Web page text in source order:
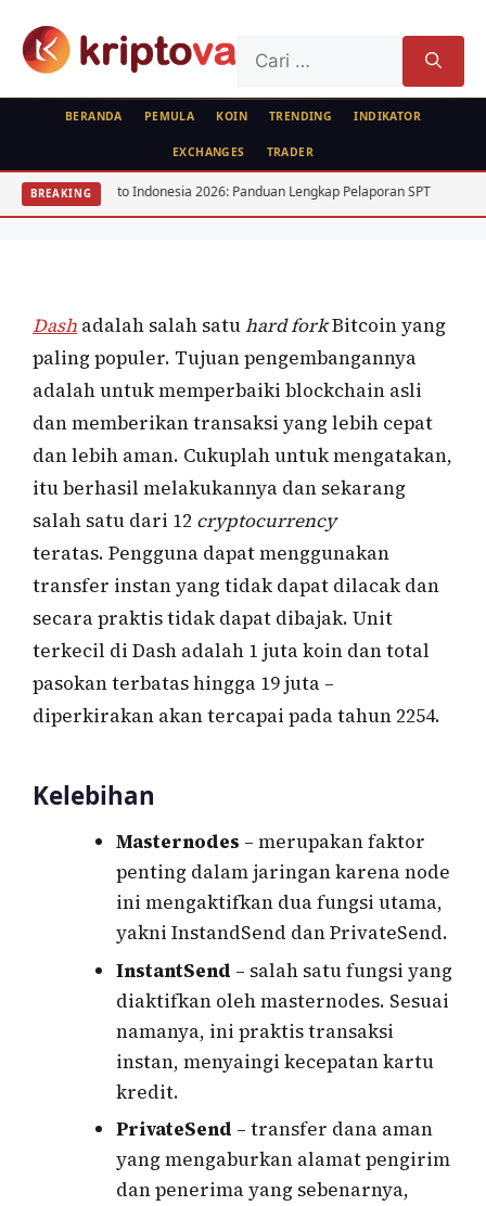
untuk:
BERANDA PEMULA KOIN TRENDING INDIKATOR
EXCHANGES TRADER
BREAKING
Kripto Indonesia 2026: Panduan Lengkap Pelaporan SPT 15 Saham
KOIN
Dash
Dash adalah salah satuhard forkBitcoin yang
paling populer. Tujuan pengembangannya
adalah untuk memperbaiki blockchain asli
dan memberikan transaksi yang lebih cepat
dan lebih aman. Cukuplah untuk mengatakan,
itu berhasil melakukannya dan sekarang
salah satu dari 12 cryptocurrency
teratas. Pengguna dapat menggunakan
transfer instan yang tidak dapat dilacak dan
secara praktis tidak dapat dibajak. Unit
terkecil di Dash adalah 1 juta koin dan total
pasokan terbatas hingga 19 juta –
diperkirakan akan tercapai pada tahun 2254.
Kelebihan
Masternodes – merupakan faktor
penting dalam jaringan karena node
ini mengaktifkan dua fungsi utama,
yakni InstandSend dan PrivateSend.
InstantSend – salah satu fungsi yang
diaktifkan oleh masternodes. Sesuai
namanya, ini praktis transaksi
instan, menyaingi kecepatan kartu
kredit.
PrivateSend – transfer dana aman
yang mengaburkan alamat pengirim
dan penerima yang sebenarnya,